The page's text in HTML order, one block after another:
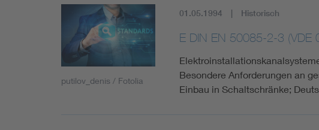
putilov_denis / Fotolia
01.05.1994 Historisch
E DIN EN 50085-2-3
Besondere Anforderungen an
Einbau in Schaltschränke;